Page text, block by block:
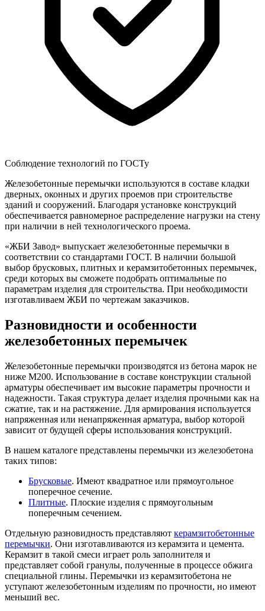
Соблюдение технологий по ГОСТу
Железобетонные перемычки используются в составе кладки
дверных, оконных и других проемов при строительстве
зданий и сооружений. Благодаря установке конструкций
обеспечивается равномерное распределение нагрузки на стену
при наличии в ней технологического проема.
«ЖБИ Завод» выпускает железобетонные перемычки в
соответствии со стандартами ГОСТ. В наличии большой
выбор брусковых, плитных и керамзитобетонных перемычек,
среди которых вы сможете подобрать оптимальные по
параметрам изделия для строительства. При необходимости
изготавливаем ЖБИ по чертежам заказчиков.
Разновидности и особенности
железобетонных перемычек
Железобетонные перемычки производятся из бетона марок не
ниже М200. Использование в составе конструкции стальной
арматуры обеспечивает им высокие параметры прочности и
надежности. Такая структура делает изделия прочными как на
сжатие, так и на растяжение. Для армирования используется
напряженная или ненапряженная арматура, выбор которой
зависит от будущей сферы использования конструкций.
В нашем каталоге представлены перемычки из железобетона
таких типов:
Брусковые. Имеют квадратное или прямоугольное
поперечное сечение.
Плитные. Плоские изделия с прямоугольным
поперечным сечением.
Отдельную разновидность представляют керамзитобетонные
перемычки. Они изготавливаются из керамзита и цемента.
Керамзит в такой смеси играет роль заполнителя и
представляет собой гранулы, полученные в процессе обжига
специальной глины. Перемычки из керамзитобетона не
уступают железобетонным изделиям по прочности, но имеют
меньший вес.